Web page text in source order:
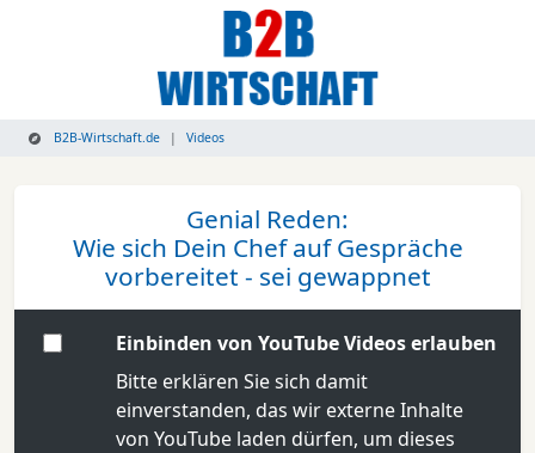
B2B-Wirtschaft.de Videos
Genial Reden:
Wie sich Dein Chef auf Gespräche
vorbereitet - sei gewappnet
Einbinden von YouTube Videos erlauben
Bitte erklären Sie sich damit
einverstanden, das wir externe Inhalte
von YouTube laden dürfen, um dieses